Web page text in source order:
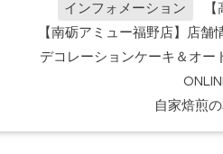
インフォメーション
【南砺アミュー福野店】店舗
デコレーションケーキ＆オ
自家焙煎